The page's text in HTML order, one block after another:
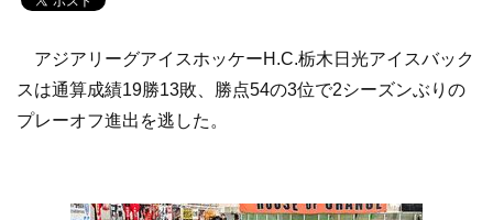
アジアリーグアイスホッケーH.C.栃木日光アイスバック
スは通算成績19勝13敗、勝点54の3位で2シーズンぶりの
プレーオフ進出を逃した。